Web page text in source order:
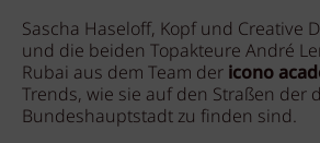
Sascha Haseloff, Kopf und Creative
und die beiden Topakteure André
Rubai aus dem Team der icono
Trends, wie sie auf den Straßen der
Bundeshauptstadt zu finden sind.